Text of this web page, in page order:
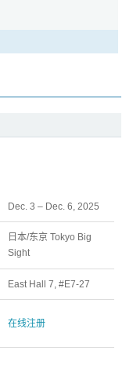
Dec. 3 – Dec. 6, 2025
日本/东京 Tokyo Big
Sight
East Hall 7, #E7-27
在线注册